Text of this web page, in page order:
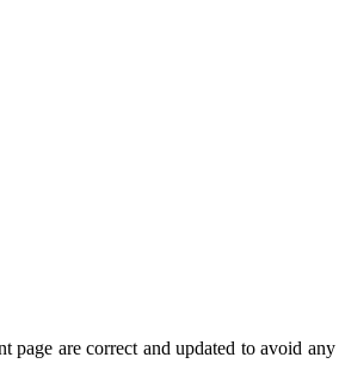
page are correct and updated to avoid any